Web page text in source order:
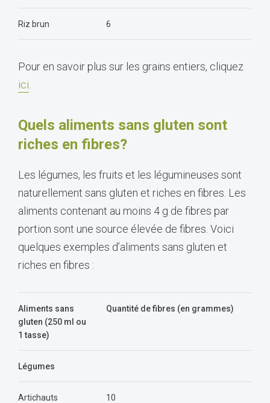
Riz brun 6
Pour en savoir plus sur les grains entiers, cliquez
ici
Quels aliments sans gluten sont
riches en fibres?
Les légumes, les fruits et les légumineuses sont
naturellement sans gluten et riches en fibres. Les
aliments contenant au moins 4 g de fibres par
portion sont une source élevée de fibres. Voici
quelques exemples d’aliments sans gluten et
riches en fibres :
Aliments sans
gluten (250 ml ou
1 tasse)
Quantité de fibres (en grammes)
Légumes
Artichauts 10